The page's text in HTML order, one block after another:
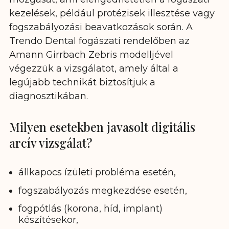
kezelések, például protézisek illesztése vagy
fogszabályozási beavatkozások során. A
Trendo Dental fogászati rendelőben az
Amann Girrbach Zebris modelljével
végezzük a vizsgálatot, amely által a
legújabb technikát biztosítjuk a
diagnosztikában.
Milyen esetekben javasolt digitális
arcív vizsgálat?
állkapocs ízületi probléma esetén,
fogszabályozás megkezdése esetén,
fogpótlás (korona, híd, implant)
készítésekor,